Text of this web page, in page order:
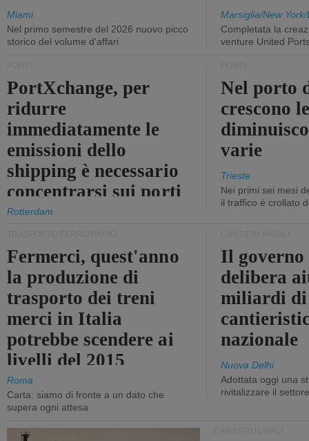
Miami
Nel primo semestre del 2026 nuovo picco
storico del volume d'affari
Marsiglia/New
Completata la
venture United
PortXchange, per
ridurre
immediatamente le
emissioni dello
shipping è necessario
concentrarsi sui porti
Rotterdam
Nel porto
crescono
varie
Trieste
Nei primi sei mesi
il traffico è crollato
Fermerci, quest'anno
la produzione di
trasporto dei treni
merci in Italia
potrebbe scendere ai
livelli del 2015
Roma
Carta: siamo di fronte a un dato che
supera ogni attesa
Il
delibera
miliardi
nazionale
Nuova Delhi
Adottata oggi una
rivitalizzare il settore